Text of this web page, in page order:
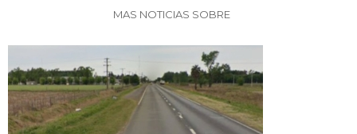
MAS NOTICIAS SOBRE